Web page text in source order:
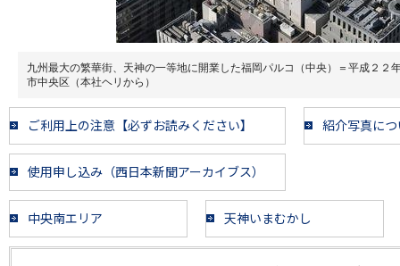
九州最大の繁華街、天神の一等地に開業した福岡パルコ（中央）＝平成２２
市中央区（本社ヘリから）
ご利用上の注意【必ずお読みください】 紹介写真に
使用申し込み（西日本新聞アーカイブス）
中央南エリア 天神いまむかし